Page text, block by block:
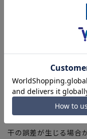
した素材を使用してい
【シルエット】《やや
【商品に関するご注意
■商品画像はサンプル
ある場合がございま
■ゆとり感には個人差
入の目安としてご利用
干の誤差が生じる場合